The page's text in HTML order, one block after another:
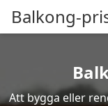
Balkong-
Att bygga eller